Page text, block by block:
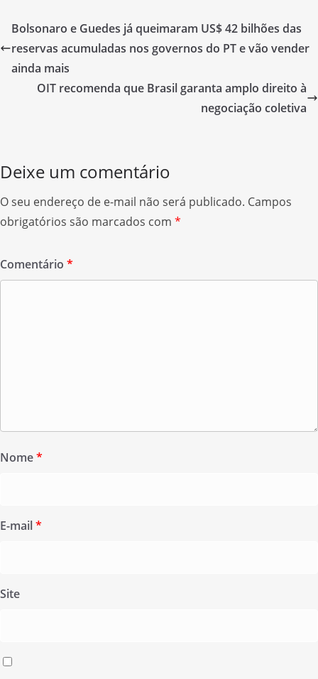
e
b
o
o
er e
Bolsonaro e Guedes já queimaram US$ 42 bilhões das
reservas acumuladas nos governos do PT e vão vender
ainda mais
OIT recomenda que Brasil garanta amplo direito à
negociação coletiva
Deixe um comentário
O seu endereço de e-mail não será publicado. Campos
obrigatórios são marcados com *
Comentário *
Nome*
E-mail*
Site